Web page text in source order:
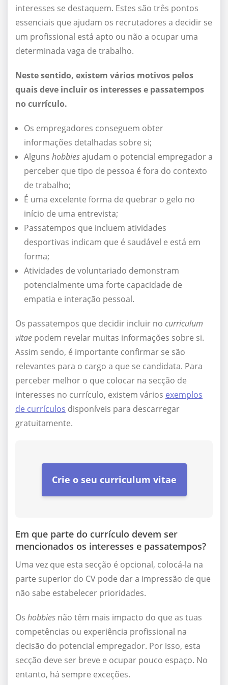
interesses se destaquem. Estes são três pontos
essenciais que ajudam os recrutadores a decidir se
um profissional está apto ou não a ocupar uma
determinada vaga de trabalho.
Neste sentido, existem vários motivos pelos
quais deve incluir os interesses e passatempos
no currículo.
Os empregadores conseguem obter
informações detalhadas sobre si;
Alguns hobbiesajudam o potencial empregador a
perceber que tipo de pessoa é fora do contexto
de trabalho;
É uma excelente forma de quebrar o gelo no
início de uma entrevista;
Passatempos que incluem atividades
desportivas indicam que é saudável e está em
forma;
Atividades de voluntariado demonstram
potencialmente uma forte capacidade de
empatia e interação pessoal.
Os passatempos que decidir incluir no curriculum
vitae podem revelar muitas informações sobre si.
Assim sendo, é importante confirmar se são
relevantes para o cargo a que se candidata. Para
perceber melhor o que colocar na secção de
interesses no currículo, existem vários exemplos
de currículos disponíveis para descarregar
gratuitamente.
Crie o seu curriculum vitae
Em que parte do currículo devem ser
mencionados os interesses e passatempos?
Uma vez que esta secção é opcional, colocá-la na
parte superior do CV pode dar a impressão de que
não sabe estabelecer prioridades.
Os hobbies não têm mais impacto do que as tuas
competências ou experiência profissional na
decisão do potencial empregador. Por isso, esta
secção deve ser breve e ocupar pouco espaço. No
entanto, há sempre exceções.